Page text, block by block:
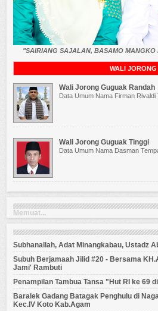
"SAIRIANG SAJALAN, BASAMO MANGKO
WALI JORONG
Wali Jorong Guguak Randah
Data Umum Nama Firman Rivaldi
Wali Jorong Guguak Tinggi
Data Umum Nama Dasman
Memuat...
Subhanallah, Adat Minangkabau, Ustadz
Subuh Berjamaah Jilid #20 - Bersama
Jami' Rambuti
Penampilan Tambua Tansa "Hut RI ke 69
Baralek Gadang Batagak Penghulu di
Kec.IV Koto Kab.Agam